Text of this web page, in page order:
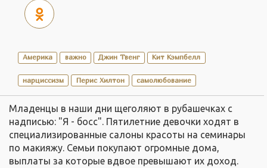
Америка важно Джин Твенг Кит Кэмпбелл
нарциссизм Перис Хилтон самолюбование
Младенцы в наши дни щеголяют в рубашечках с
надписью: "Я - босс". Пятилетние девочки ходят в
специализированные салоны красоты на семинары
по макияжу. Семьи покупают огромные дома,
выплаты за которые вдвое превышают их доход.